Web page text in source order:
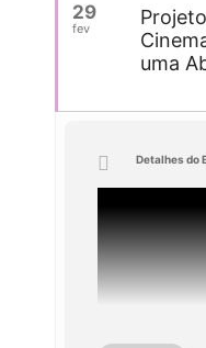
29
fev
uma
Detalhes do